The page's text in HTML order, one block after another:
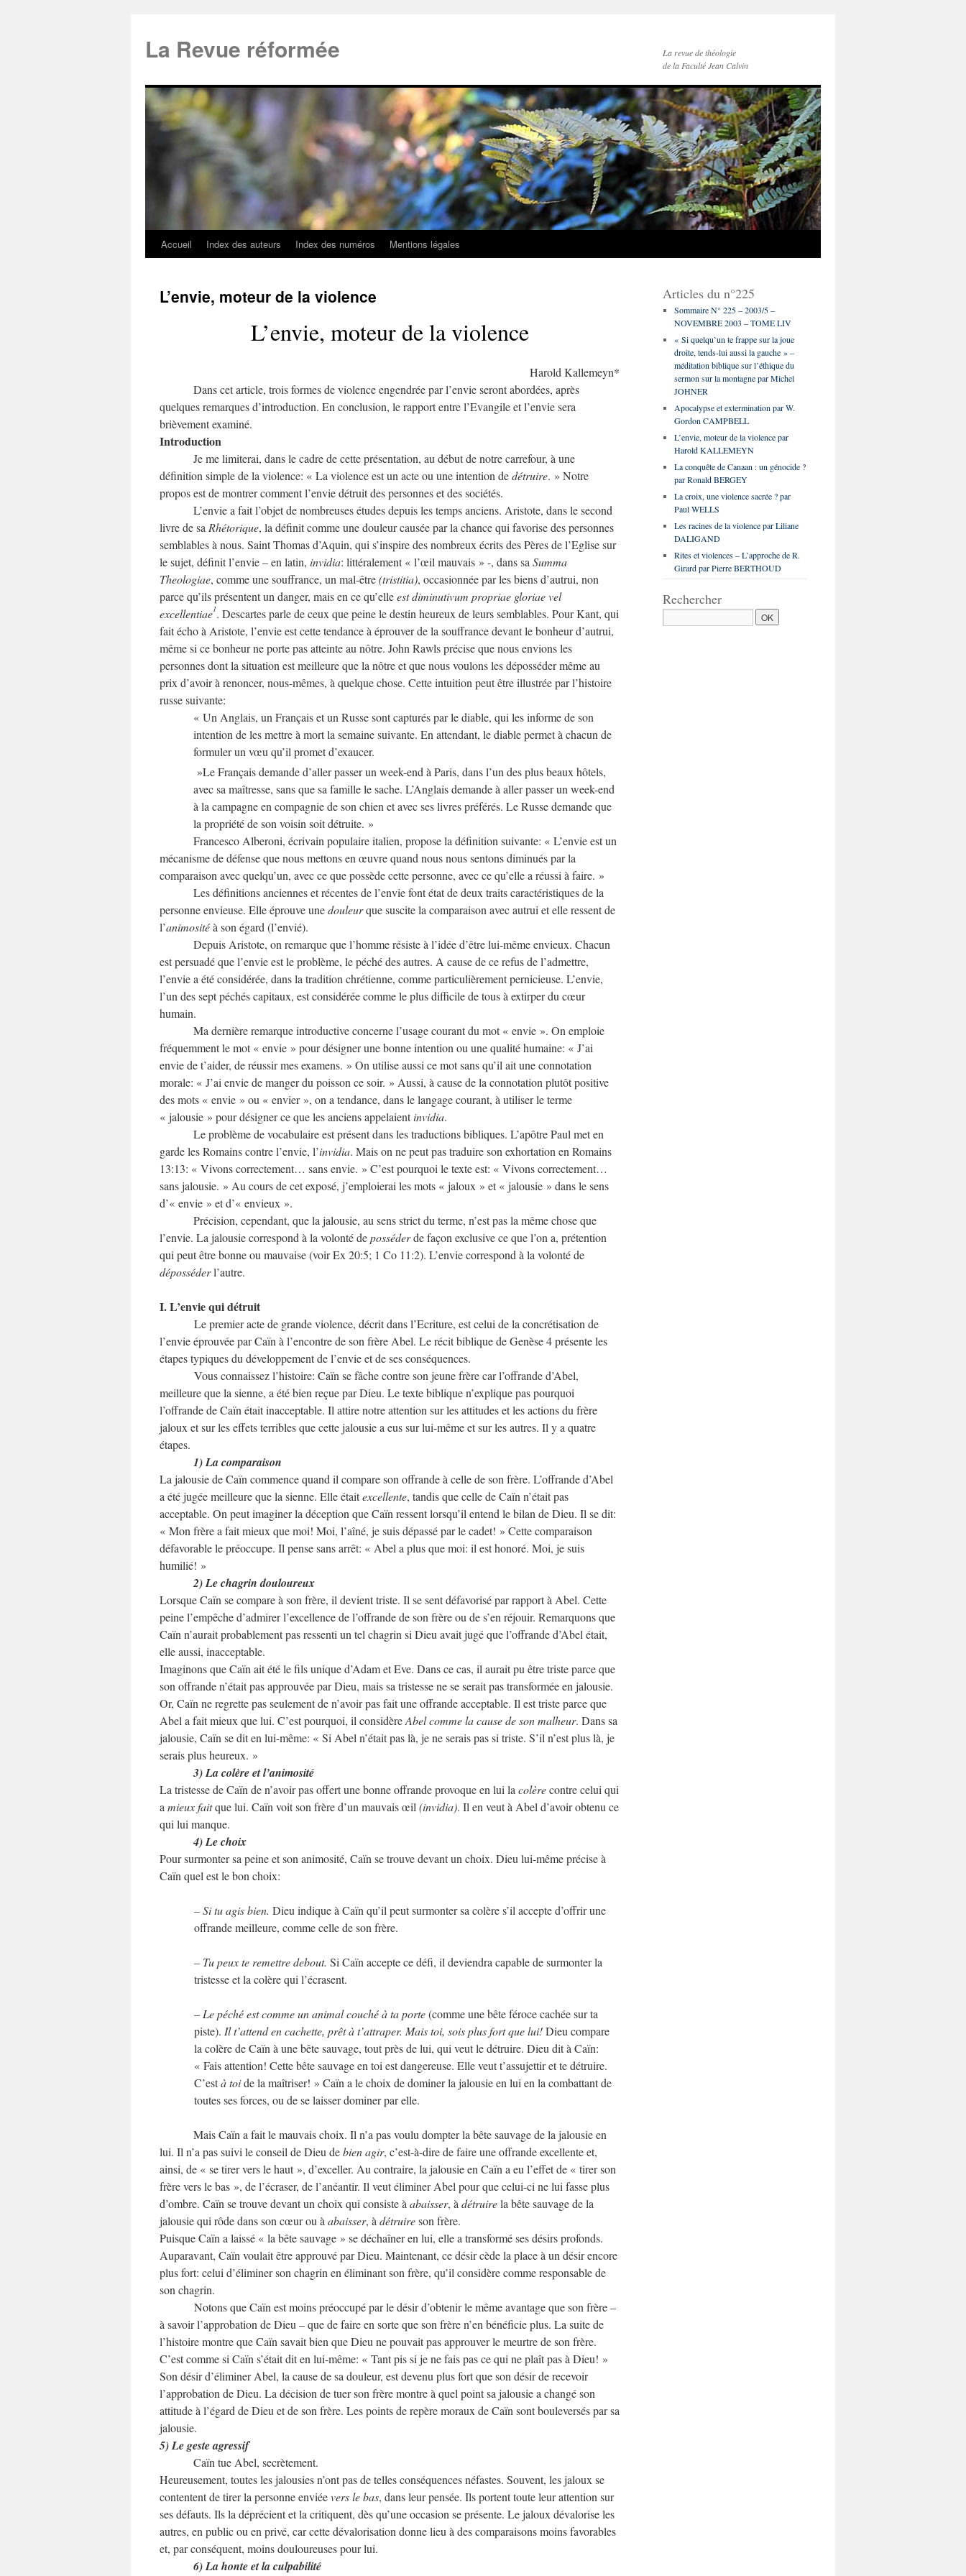
La Revue réformée
La revue de théologie
de la Faculté Jean Calvin
Accueil Index des auteurs Index des numéros Mentions légales
L’envie, moteur de la violence
L’envie, moteur de la violence
Harold Kallemeyn*
Dans cet article, trois formes de violence engendrée par l’envie seront abordées, après
quelques remarques d’introduction. En conclusion, le rapport entre l’Evangile et l’envie sera
brièvement examiné.
Introduction
Je me limiterai, dans le cadre de cette présentation, au début de notre carrefour, à une
définition simple de la violence: « La violence est un acte ou une intention dedétruire. » Notre
propos est de montrer comment l’envie détruit des personnes et des sociétés.
L’envie a fait l’objet de nombreuses études depuis les temps anciens. Aristote, dans le second
livre de sa Rhétorique, la définit comme une douleur causée par la chance qui favorise des personnes
semblables à nous. Saint Thomas d’Aquin, qui s’inspire des nombreux écrits des Pères de l’Eglise sur
le sujet, définit l’envie – en latin, invidia: littéralement « l’œil mauvais » -, dans sa Summa
Theologiae, comme une souffrance, un mal-être(tristitia), occasionnée par les biens d’autrui, non
parce qu’ils présentent un danger, mais en ce qu’elleest diminutivum propriae gloriae vel
excellentiae1. Descartes parle de ceux que peine le destin heureux de leurs semblables. Pour Kant, qui
fait écho à Aristote, l’envie est cette tendance à éprouver de la souffrance devant le bonheur d’autrui,
même si ce bonheur ne porte pas atteinte au nôtre. John Rawls précise que nous envions les
personnes dont la situation est meilleure que la nôtre et que nous voulons les déposséder même au
prix d’avoir à renoncer, nous-mêmes, à quelque chose. Cette intuition peut être illustrée par l’histoire
russe suivante:
« Un Anglais, un Français et un Russe sont capturés par le diable, qui les informe de son
intention de les mettre à mort la semaine suivante. En attendant, le diable permet à chacun de
formuler un vœu qu’il promet d’exaucer.
»Le Français demande d’aller passer un week-end à Paris, dans l’un des plus beaux hôtels,
avec sa maîtresse, sans que sa famille le sache. L’Anglais demande à aller passer un week-end
à la campagne en compagnie de son chien et avec ses livres préférés. Le Russe demande que
la propriété de son voisin soit détruite. »
Francesco Alberoni, écrivain populaire italien, propose la définition suivante: « L’envie est un
mécanisme de défense que nous mettons en œuvre quand nous nous sentons diminués par la
comparaison avec quelqu’un, avec ce que possède cette personne, avec ce qu’elle a réussi à faire. »
Les définitions anciennes et récentes de l’envie font état de deux traits caractéristiques de la
personne envieuse. Elle éprouve unedouleurque suscite la comparaison avec autrui et elle ressent de
l’animositéà son égard (l’envié).
Depuis Aristote, on remarque que l’homme résiste à l’idée d’être lui-même envieux. Chacun
est persuadé que l’envie est le problème, le péché des autres. A cause de ce refus de l’admettre,
l’envie a été considérée, dans la tradition chrétienne, comme particulièrement pernicieuse. L’envie,
l’un des sept péchés capitaux, est considérée comme le plus difficile de tous à extirper du cœur
humain.
Ma dernière remarque introductive concerne l’usage courant du mot « envie ». On emploie
fréquemment le mot « envie » pour désigner une bonne intention ou une qualité humaine: « J’ai
envie de t’aider, de réussir mes examens. » On utilise aussi ce mot sans qu’il ait une connotation
morale: « J’ai envie de manger du poisson ce soir. » Aussi, à cause de la connotation plutôt positive
des mots « envie » ou « envier », on a tendance, dans le langage courant, à utiliser le terme
« jalousie » pour désigner ce que les anciens appelaientinvidia.
Le problème de vocabulaire est présent dans les traductions bibliques. L’apôtre Paul met en
garde les Romains contre l’envie, l’invidia. Mais on ne peut pas traduire son exhortation en Romains
13:13: « Vivons correctement… sans envie. » C’est pourquoi le texte est: « Vivons correctement…
sans jalousie. » Au cours de cet exposé, j’emploierai les mots « jaloux » et « jalousie » dans le sens
d’« envie » et d’« envieux ».
Précision, cependant, que la jalousie, au sens strict du terme, n’est pas la même chose que
l’envie. La jalousie correspond à la volonté deposséderde façon exclusive ce que l’on a, prétention
qui peut être bonne ou mauvaise (voir Ex 20:5; 1 Co 11:2). L’envie correspond à la volonté de
déposséderl’autre.
I. L’envie qui détruit
Le premier acte de grande violence, décrit dans l’Ecriture, est celui de la concrétisation de
l’envie éprouvée par Caïn à l’encontre de son frère Abel. Le récit biblique de Genèse 4 présente les
étapes typiques du développement de l’envie et de ses conséquences.
Vous connaissez l’histoire: Caïn se fâche contre son jeune frère car l’offrande d’Abel,
meilleure que la sienne, a été bien reçue par Dieu. Le texte biblique n’explique pas pourquoi
l’offrande de Caïn était inacceptable. Il attire notre attention sur les attitudes et les actions du frère
jaloux et sur les effets terribles que cette jalousie a eus sur lui-même et sur les autres. Il y a quatre
étapes.
1) La comparaison
La jalousie de Caïn commence quand il compare son offrande à celle de son frère. L’offrande d’Abel
a été jugée meilleure que la sienne. Elle étaitexcellente, tandis que celle de Caïn n’était pas
acceptable. On peut imaginer la déception que Caïn ressent lorsqu’il entend le bilan de Dieu. Il se dit:
« Mon frère a fait mieux que moi! Moi, l’aîné, je suis dépassé par le cadet! » Cette comparaison
défavorable le préoccupe. Il pense sans arrêt: « Abel a plus que moi: il est honoré. Moi, je suis
humilié! »
2) Le chagrin douloureux
Lorsque Caïn se compare à son frère, il devient triste. Il se sent défavorisé par rapport à Abel. Cette
peine l’empêche d’admirer l’excellence de l’offrande de son frère ou de s’en réjouir. Remarquons que
Caïn n’aurait probablement pas ressenti un tel chagrin si Dieu avait jugé que l’offrande d’Abel était,
elle aussi, inacceptable.
Imaginons que Caïn ait été le fils unique d’Adam et Eve. Dans ce cas, il aurait pu être triste parce que
son offrande n’était pas approuvée par Dieu, mais sa tristesse ne se serait pas transformée en jalousie.
Or, Caïn ne regrette pas seulement de n’avoir pas fait une offrande acceptable. Il est triste parce que
Abel a fait mieux que lui. C’est pourquoi, il considèreAbel comme la cause de son malheur. Dans sa
jalousie, Caïn se dit en lui-même: « Si Abel n’était pas là, je ne serais pas si triste. S’il n’est plus là, je
serais plus heureux. »
3) La colère et l’animosité
La tristesse de Caïn de n’avoir pas offert une bonne offrande provoque en lui la colèrecontre celui qui
a mieux faitque lui. Caïn voit son frère d’un mauvais œil (invidia). Il en veut à Abel d’avoir obtenu ce
qui lui manque.
4) Le choix
Pour surmonter sa peine et son animosité, Caïn se trouve devant un choix. Dieu lui-même précise à
Caïn quel est le bon choix:
– Si tu agis bien. Dieu indique à Caïn qu’il peut surmonter sa colère s’il accepte d’offrir une
offrande meilleure, comme celle de son frère.
– Tu peux te remettre debout. Si Caïn accepte ce défi, il deviendra capable de surmonter la
tristesse et la colère qui l’écrasent.
– Le péché est comme un animal couché à ta porte(comme une bête féroce cachée sur ta
piste). Il t’attend en cachette, prêt à t’attraper. Mais toi, sois plus fort que lui!Dieu compare
la colère de Caïn à une bête sauvage, tout près de lui, qui veut le détruire. Dieu dit à Caïn:
« Fais attention! Cette bête sauvage en toi est dangereuse. Elle veut t’assujettir et te détruire.
C’està toide la maîtriser! » Caïn a le choix de dominer la jalousie en lui en la combattant de
toutes ses forces, ou de se laisser dominer par elle.
Mais Caïn a fait le mauvais choix. Il n’a pas voulu dompter la bête sauvage de la jalousie en
lui. Il n’a pas suivi le conseil de Dieu debien agir, c’est-à-dire de faire une offrande excellente et,
ainsi, de « se tirer vers le haut », d’exceller. Au contraire, la jalousie en Caïn a eu l’effet de « tirer son
frère vers le bas », de l’écraser, de l’anéantir. Il veut éliminer Abel pour que celui-ci ne lui fasse plus
d’ombre. Caïn se trouve devant un choix qui consiste à abaisser, à détruirela bête sauvage de la
jalousie qui rôde dans son cœur ou à abaisser, à détruireson frère.
Puisque Caïn a laissé « la bête sauvage » se déchaîner en lui, elle a transformé ses désirs profonds.
Auparavant, Caïn voulait être approuvé par Dieu. Maintenant, ce désir cède la place à un désir encore
plus fort: celui d’éliminer son chagrin en éliminant son frère, qu’il considère comme responsable de
son chagrin.
Notons que Caïn est moins préoccupé par le désir d’obtenir le même avantage que son frère –
à savoir l’approbation de Dieu – que de faire en sorte que son frère n’en bénéficie plus. La suite de
l’histoire montre que Caïn savait bien que Dieu ne pouvait pas approuver le meurtre de son frère.
C’est comme si Caïn s’était dit en lui-même: « Tant pis si je ne fais pas ce qui ne plaît pas à Dieu! »
Son désir d’éliminer Abel, la cause de sa douleur, est devenu plus fort que son désir de recevoir
l’approbation de Dieu. La décision de tuer son frère montre à quel point sa jalousie a changé son
attitude à l’égard de Dieu et de son frère. Les points de repère moraux de Caïn sont bouleversés par sa
jalousie.
5) Le geste agressif
Caïn tue Abel, secrètement.
Heureusement, toutes les jalousies n’ont pas de telles conséquences néfastes. Souvent, les jaloux se
contentent de tirer la personne enviéevers le bas, dans leur pensée. Ils portent toute leur attention sur
ses défauts. Ils la déprécient et la critiquent, dès qu’une occasion se présente. Le jaloux dévalorise les
autres, en public ou en privé, car cette dévalorisation donne lieu à des comparaisons moins favorables
et, par conséquent, moins douloureuses pour lui.
6) La honte et la culpabilité
Articles du n°225
Sommaire N° 225 – 2003/5 –
NOVEMBRE 2003 – TOME LIV
« Si quelqu’un te frappe sur la joue
droite, tends-lui aussi la gauche » –
méditation biblique sur l’éthique du
sermon sur la montagne par Michel
JOHNER
Apocalypse et extermination par W.
Gordon CAMPBELL
L’envie, moteur de la violence par
Harold KALLEMEYN
La conquête de Canaan : un génocide ?
par Ronald BERGEY
La croix, une violence sacrée ? par
Paul WELLS
Les racines de la violence par Liliane
DALIGAND
Rites et violences – L’approche de R.
Girard par Pierre BERTHOUD
Rechercher